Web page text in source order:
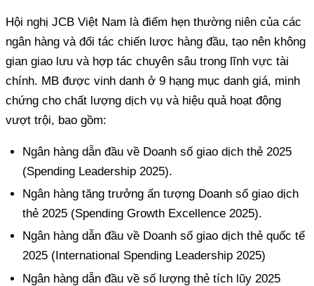
Hội nghị JCB Việt Nam là điểm hẹn thường niên của các
ngân hàng và đối tác chiến lược hàng đầu, tạo nên không
gian giao lưu và hợp tác chuyên sâu trong lĩnh vực tài
chính. MB được vinh danh ở 9 hạng mục danh giá, minh
chứng cho chất lượng dịch vụ và hiệu quả hoạt động
vượt trội, bao gồm:
Ngân hàng dẫn đầu về Doanh số giao dịch thẻ 2025
(Spending Leadership 2025).
Ngân hàng tăng trưởng ấn tượng Doanh số giao dịch
thẻ 2025 (Spending Growth Excellence 2025).
Ngân hàng dẫn đầu về Doanh số giao dịch thẻ quốc tế
2025 (International Spending Leadership 2025)
Ngân hàng dẫn đầu về số lượng thẻ tích lũy 2025